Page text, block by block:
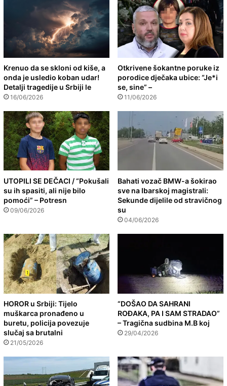
Krenuo da se skloni od kiše, a
onda je usledio koban udar!
Detalji tragedije u Srbiji le
16/06/2026
Otkrivene šokantne poruke iz
porodice dječaka ubice: “Je*i
se, sine” –
11/06/2026
UTOPILI SE DEČACI / “Pokušali
su ih spasiti, ali nije bilo
pomoći” – Potresn
09/06/2026
Bahati vozač BMW-a šokirao
sve na Ibarskoj magistrali:
Sekunde dijelile od stravičnog
su
04/06/2026
HOROR u Srbiji: Tijelo
muškarca pronađeno u
buretu, policija povezuje
slučaj sa brutalni
21/05/2026
“DOŠAO DA SAHRANI
ROĐAKA, PA I SAM STRADAO”
– Tragična sudbina M.B koj
29/04/2026